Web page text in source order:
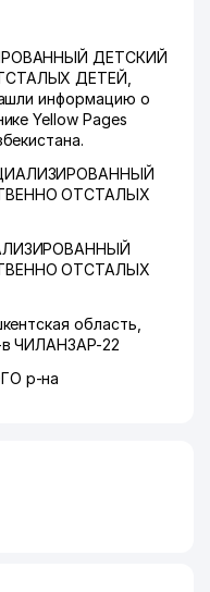
ДЕТСКИЙ
ДЕТЕЙ,
информацию о
Yellow Pages
ОТСТАЛЫХ
ОТСТАЛЫХ
область
ЧИЛАНЗАР-22
р-на